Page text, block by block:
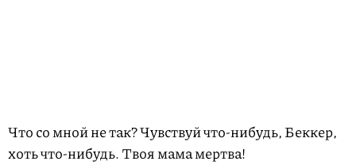
Что со мной не так? Чувствуй что-нибудь, Беккер,
хоть что-нибудь. Твоя мама мертва!